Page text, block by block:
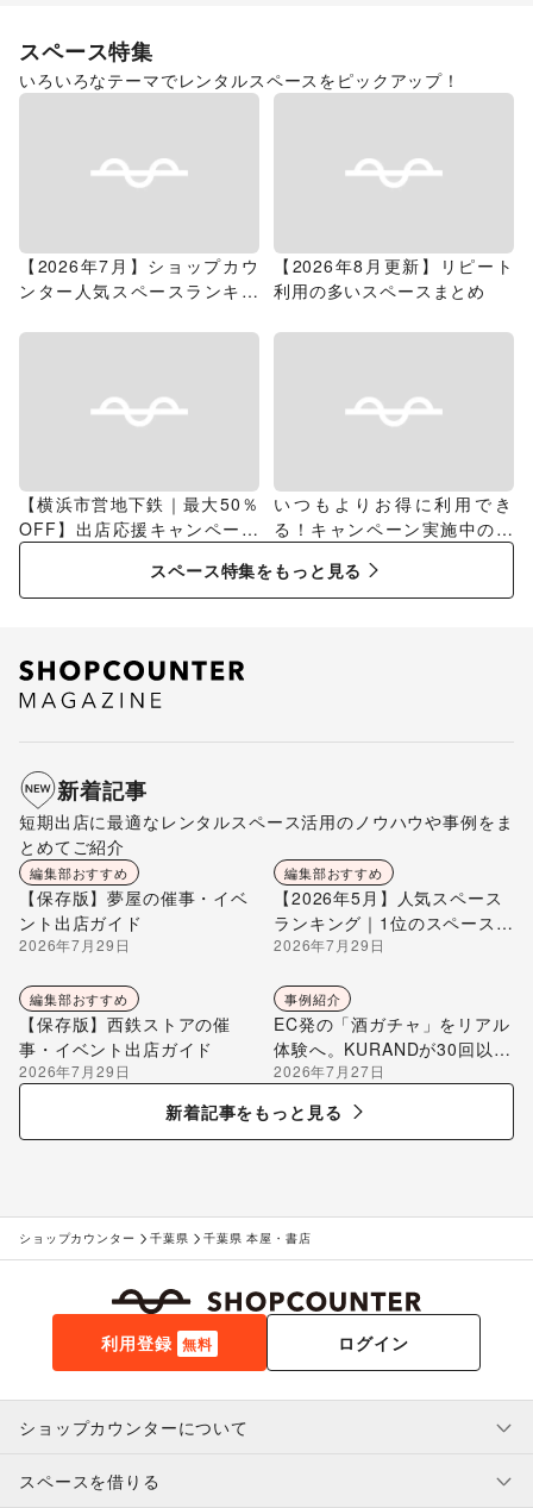
スペース特集
いろいろなテーマでレンタルスペースをピックアップ！
【2026年7月】ショップカウ
ンター人気スペースランキン
【2026年8月更新】リピート
利用の多いスペースまとめ
【横浜市営地下鉄｜最大50％
OFF】出店応援キャンペーン
特集
いつもよりお得に利用でき
る！キャンペーン実施中のス
スペース特集をもっと見る
新着記事
短期出店に最適なレンタルスペース活用のノウハウや事例をま
とめてご紹介
編集部おすすめ
【保存版】夢屋の催事・イベ
ント出店ガイド
2026年7月29日
編集部おすすめ
【2026年5月】人気スペース
ランキング｜1位のスペースを
編集部が解説
2026年7月29日
編集部おすすめ
【保存版】西鉄ストアの催
事・イベント出店ガイド
2026年7月29日
事例紹介
EC発の「酒ガチャ」をリアル
体験へ。KURANDが30回以上
のポップアップ出店で届け
る“新しいお酒との出会い”
2026年7月27日
新着記事をもっと見る
ショップカウンター 千葉県 千葉県 本屋・書店
利用登録 無料 ログイン
ショップカウンターについて
利用規約・ガイドライン
スペースを借りる